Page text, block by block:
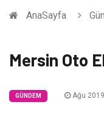
AnaSayfa
Mersin Oto
GÜNDEM Ağu